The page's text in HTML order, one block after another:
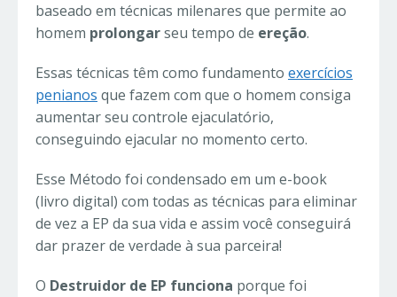
baseado em técnicas milenares que permite ao
homem prolongarseu tempo de ereção.
Essas técnicas têm como fundamento exercícios
penianos que fazem com que o homem consiga
aumentar seu controle ejaculatório,
conseguindo ejacular no momento certo.
Esse Método foi condensado em um e-book
(livro digital) com todas as técnicas para eliminar
de vez a EP da sua vida e assim você conseguirá
dar prazer de verdade à sua parceira!
O Destruidor de EP funciona porque foi